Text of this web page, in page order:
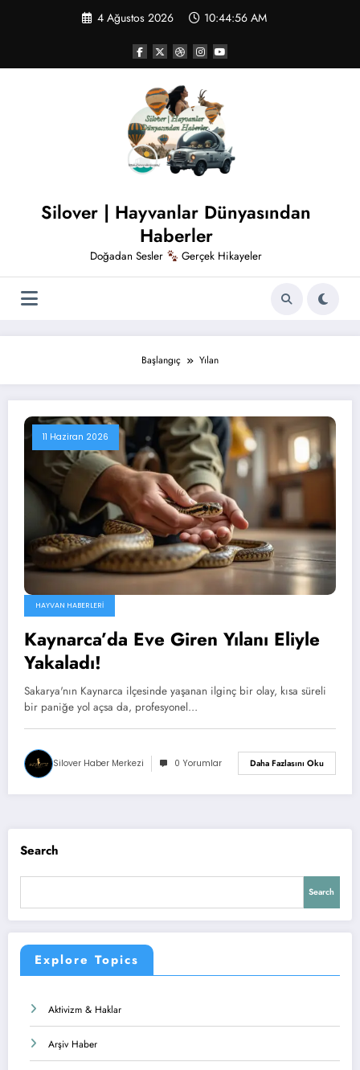
4 Ağustos 2026 10:44:57 AM
Silover | Hayvanlar Dünyasından
Haberler
Doğadan Sesler Gerçek Hikayeler
Başlangıç Yılan
11 Haziran 2026
HAYVAN HABERLERI
Kaynarca’da Eve Giren Yılanı Eliyle
Yakaladı!
Sakarya'nın Kaynarca ilçesinde yaşanan ilginç bir olay, kısa süreli
bir paniğe yol açsa da, profesyonel…
Silover Haber Merkezi 0 Yorumlar Daha Fazlasını Oku
Search
Search
Explore Topics
Aktivizm & Haklar
Arşiv Haber